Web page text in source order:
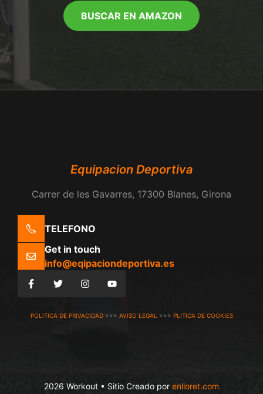
BUSCAR EN AMAZON
Equipacion Deportiva
Carrer de les Gavarres, 17300 Blanes, Girona
TELEFONO
Get in touch
info@eqipaciondeportiva.es
POLITICA DE PRIVACIDAD>>> AVISO LEGAL >>> PLITICA DE COOKIES
2026 Workout • Sitio Creado por enlloret.com